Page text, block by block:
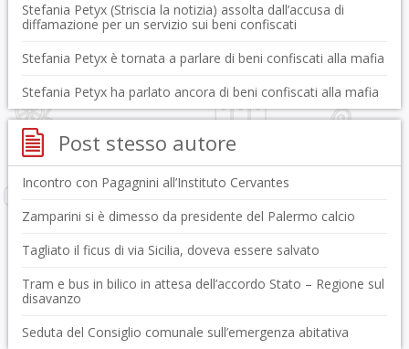
Stefania Petyx (Striscia la notizia) assolta dall’accusa di
diffamazione per un servizio sui beni confiscati
Stefania Petyx è tornata a parlare di beni confiscati alla mafia
Stefania Petyx ha parlato ancora di beni confiscati alla mafia
Post stesso autore
Incontro con Pagagnini all’Instituto Cervantes
Zamparini si è dimesso da presidente del Palermo calcio
Tagliato il ficus di via Sicilia, doveva essere salvato
Tram e bus in bilico in attesa dell’accordo Stato – Regione sul
disavanzo
Seduta del Consiglio comunale sull’emergenza abitativa